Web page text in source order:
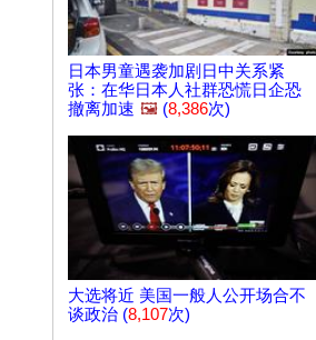
日本男童遇袭加剧日中关系紧
张：在华日本人社群恐慌日企恐
撤离加速 🖼️ (8,386次)
大选将近 美国一般人公开场合不
谈政治 (8,107次)